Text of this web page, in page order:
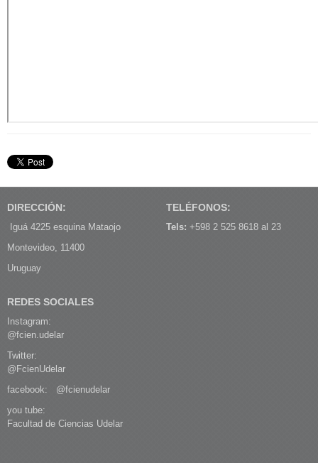
DIRECCIÓN:
Iguá 4225 esquina Mataojo
Montevideo, 11400
Uruguay
TELÉFONOS:
Tels: +598 2 525 8618 al 23
REDES SOCIALES
Instagram:
@fcien.udelar
Twitter:
@FcienUdelar
facebook: @fcienudelar
you tube:
Facultad de Ciencias Udelar